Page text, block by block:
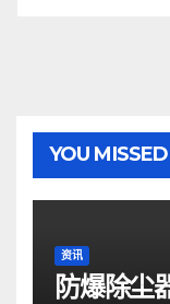
YOU MISSED
资讯
防爆除尘